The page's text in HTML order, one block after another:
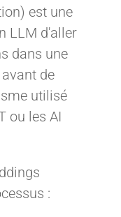
est une
LLM d'aller
dans une
de
utilisé
ou les AI
: